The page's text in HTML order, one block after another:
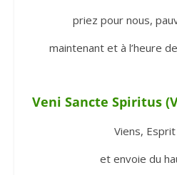
priez pour nous,
maintenant et à l’heure
Veni Sancte Spiritus
Viens, Esprit
et envoie du